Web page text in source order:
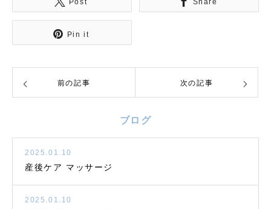
Post Share
Pin it
前の記事 次の記事
ブログ
2025.01.10
産後ケア マッサージ
2025.01.10